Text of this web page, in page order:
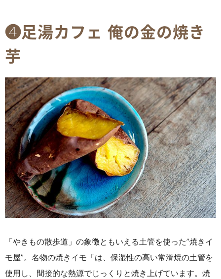
❹足湯カフェ 俺の金の焼き
芋
「やきもの散歩道」の象徴ともいえる土管を使った”焼きイ
モ屋”。名物の焼きイモ「は、保湿性の高い常滑焼の土管を
使用し、間接的な熱源でじっくりと焼き上げています。焼